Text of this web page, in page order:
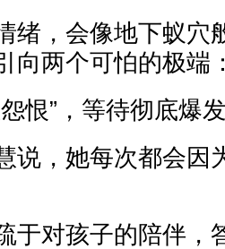
绪，会像地下蚁穴
向两个可怕的极端
恨”，等待彻底爆
说，她每次都会因
于对孩子的陪伴，